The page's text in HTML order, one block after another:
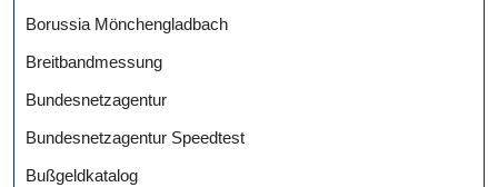
Borussia Mönchengladbach
Breitbandmessung
Bundesnetzagentur
Bundesnetzagentur Speedtest
Bußgeldkatalog